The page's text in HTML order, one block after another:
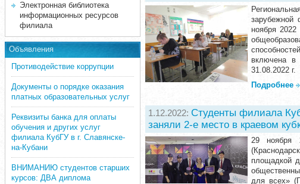
Электронная библиотека
информационных ресурсов
филиала
Объявления
Противодействие коррупции
Документы о порядке оказания
платных образовательных услуг
Реквизиты банка для оплаты
обучения и других услуг
филиала КубГУ в г. Славянске-
на-Кубани
ВНИМАНИЮ студентов старших
курсов: ДВА диплома
зарубежной
ноября
включена в
31.08.2022 г.
Подробнее
1.12.2022: Студенты филиала
заняли 2-е место в краевом
29 ноября
площадкой
для всех»